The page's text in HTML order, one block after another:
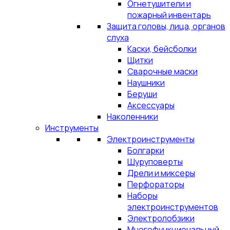
Огнетушители и
пожарный инвентарь
Защита головы, лица, органов
слуха
Каски, бейсболки
Щитки
Сварочные маски
Наушники
Беруши
Аксессуары
Наколенники
Инструменты
Электроинструменты
Болгарки
Шуруповерты
Дрели и миксеры
Перфораторы
Наборы
электроинструментов
Электролобзики